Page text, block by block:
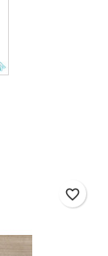
favorite_border